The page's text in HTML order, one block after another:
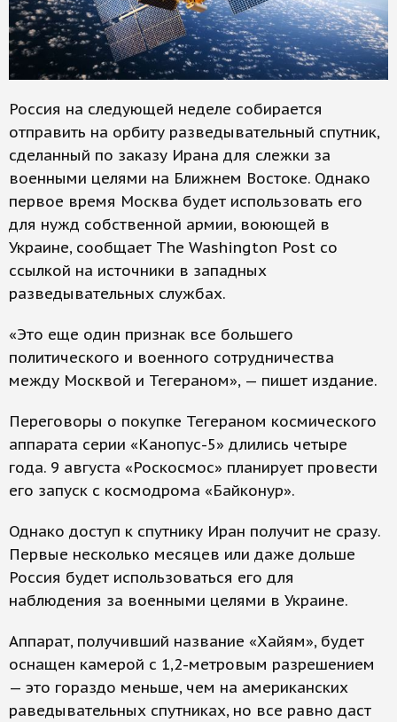
Россия на следующей неделе собирается
отправить на орбиту разведывательный спутник,
сделанный по заказу Ирана для слежки за
военными целями на Ближнем Востоке. Однако
первое время Москва будет использовать его
для нужд собственной армии, воюющей в
Украине, сообщает The Washington Post со
ссылкой на источники в западных
разведывательных службах.
«Это еще один признак все большего
политического и военного сотрудничества
между Москвой и Тегераном», — пишет издание.
Переговоры о покупке Тегераном космического
аппарата серии «Канопус-5» длились четыре
года. 9 августа «Роскосмос» планирует провести
его запуск с космодрома «Байконур».
Однако доступ к спутнику Иран получит не сразу.
Первые несколько месяцев или даже дольше
Россия будет использоваться его для
наблюдения за военными целями в Украине.
Аппарат, получивший название «Хайям», будет
оснащен камерой с 1,2-метровым разрешением
— это гораздо меньше, чем на американских
раведывательных спутниках, но все равно даст